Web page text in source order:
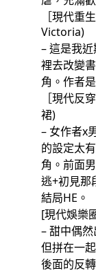
［現代重
Victoria)
– 這是我
裡去改變
角。作者
［現代反
裙)
– 女作者x
的設定太
角。前面
逃+初見那
結局HE。
[現代娛樂
– 甜中偶
但拼在一
後面的反